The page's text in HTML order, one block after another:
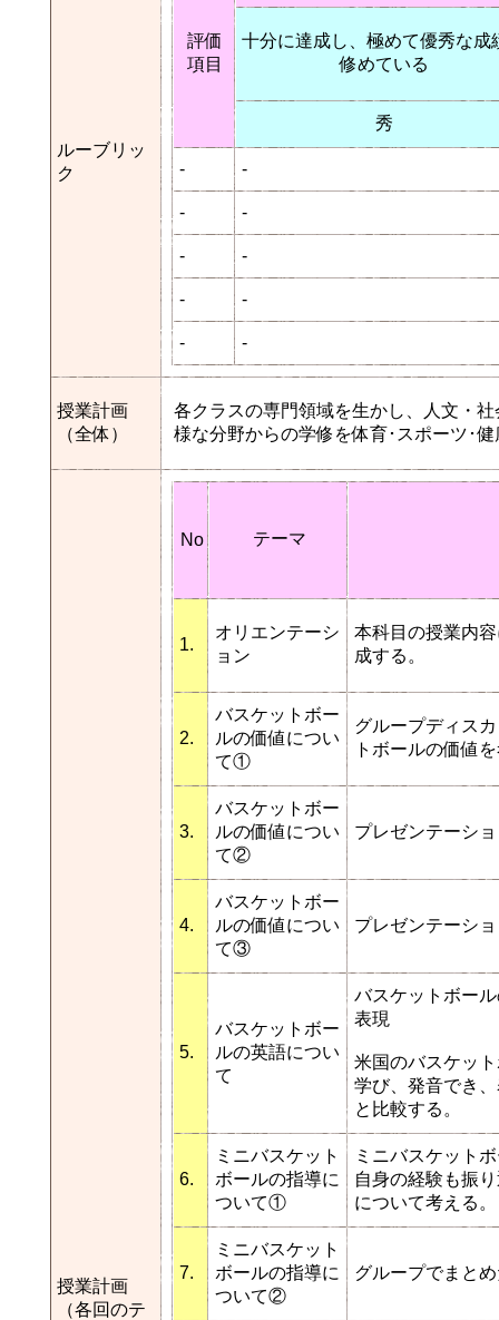
ルーブリッ
ク
評価
項目
十分に達成し、極めて優秀な成
修めている
秀
- -
- -
- -
- -
- -
授業計画
（全体）
各クラスの専門領域を生かし、人文・
様な分野からの学修を体育･スポーツ･
授業計画
（各回のテ
No テーマ
1.
オリエンテーシ
ョン
本科目の授業内
成する。
2.
バスケットボー
ルの価値につい
て①
グループディス
トボールの価値
3.
バスケットボー
ルの価値につい
て②
プレゼンテーシ
4.
バスケットボー
ルの価値につい
て③
プレゼンテーシ
5.
バスケットボー
ルの英語につい
て
バスケットボー
表現
米国のバスケッ
学び、発音でき
と比較する。
6.
ミニバスケット
ボールの指導に
ついて①
ミニバスケット
自身の経験も振
について考える。
7.
ミニバスケット
ボールの指導に
ついて②
グループでまと